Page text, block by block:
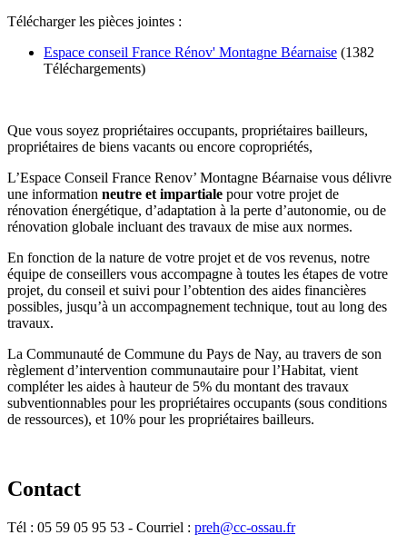
Télécharger les pièces jointes :
Espace conseil France Rénov' Montagne Béarnaise (1382
Téléchargements)
Que vous soyez propriétaires occupants, propriétaires bailleurs,
propriétaires de biens vacants ou encore copropriétés,
L’Espace Conseil France Renov’ Montagne Béarnaise vous délivre
une information neutre et impartiale pour votre projet de
rénovation énergétique, d’adaptation à la perte d’autonomie, ou de
rénovation globale incluant des travaux de mise aux normes.
En fonction de la nature de votre projet et de vos revenus, notre
équipe de conseillers vous accompagne à toutes les étapes de votre
projet, du conseil et suivi pour l’obtention des aides financières
possibles, jusqu’à un accompagnement technique, tout au long des
travaux.
La Communauté de Commune du Pays de Nay, au travers de son
règlement d’intervention communautaire pour l’Habitat, vient
compléter les aides à hauteur de 5% du montant des travaux
subventionnables pour les propriétaires occupants (sous conditions
de ressources), et 10% pour les propriétaires bailleurs.
Contact
Tél : 05 59 05 95 53 - Courriel : preh@cc-ossau.fr